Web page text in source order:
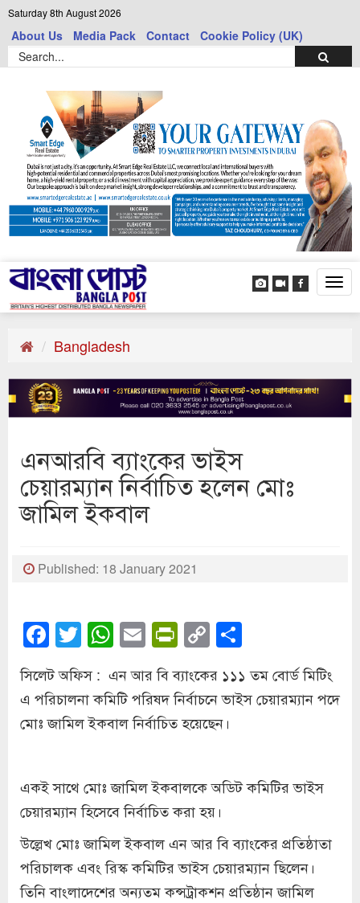
Saturday 8th August 2026
About Us Media Pack Contact Cookie Policy (UK)
Bangladesh
এনআরবি ব্যাংকের ভাইস
চেয়ারম্যান নির্বাচিত হলেন মোঃ
জামিল ইকবাল
Published: 18 January 2021
Facebook
Twitter
WhatsApp
EmailPrintFriendly
Copy
Link
সিলেট অফিস : এন আর বি ব্যাংকের ১১১ তম বোর্ড মিটিং
এ পরিচালনা কমিটি পরিষদ নির্বাচনে ভাইস চেয়ারম্যান পদে
মোঃ জামিল ইকবাল নির্বাচিত হয়েছেন।
একই সাথে মোঃ জামিল ইকবালকে অডিট কমিটির ভাইস
চেয়ারম্যান হিসেবে নির্বাচিত করা হয়।
উল্লেখ মোঃ জামিল ইকবাল এন আর বি ব্যাংকের প্রতিষ্ঠাতা
পরিচালক এবং রিস্ক কমিটির ভাইস চেয়ারম্যান ছিলেন।
তিনি বাংলাদেশের অন্যতম কন্সট্রাকশন প্রতিষ্ঠান জামিল